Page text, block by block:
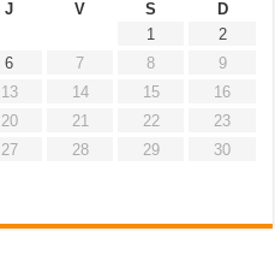
J V S
D
1
2
6 7 8
9
13 14 15
16
20 21 22
23
27 28 29
30